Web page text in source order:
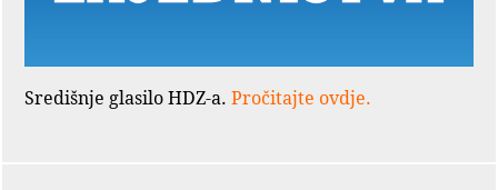
Središnje glasilo HDZ-a. Pročitajte ovdje.